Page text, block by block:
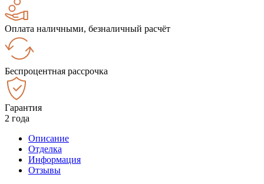
Оплата наличными, безналичный расчёт
Беспроцентная рассрочка
Гарантия
2 года
Описание
Отделка
Информация
Отзывы